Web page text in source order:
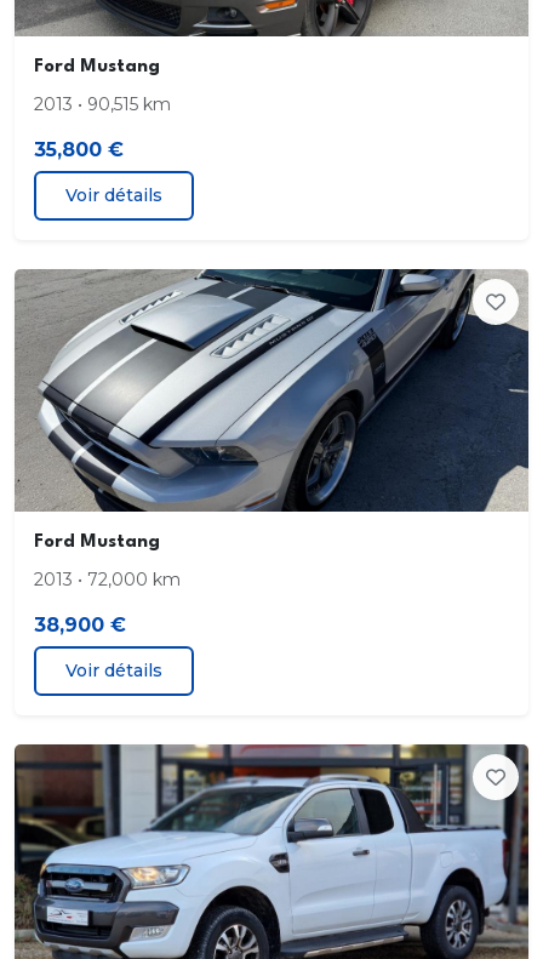
Eclairage de courtoisie a extinction temporisee
Eclairage de courtoisie au plancher
2eme & 3eme rangee
Eclairage renforce a LED du compartiment de
chargement
Espace de rangement sur la planche de bord
devant le conducteur
Extinction differee des phares
Feux d'angle fixes
Feux de jour avec projecteurs
Freinage assiste a double circuit
ABS et freins a disques AV/AR
Garnissage du pavillon de cabine
Grille de calandre avec insert Nickel satin
Ford Mustang
2013 • 90,515 km
35,800 €
Voir détails
Ford Mustang
2013 • 72,000 km
38,900 €
Voir détails